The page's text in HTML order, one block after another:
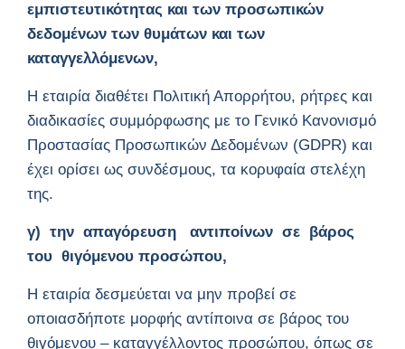
εμπιστευτικότητας και των προσωπικών
δεδομένων των θυμάτων και των
καταγγελλόμενων,
Η εταιρία διαθέτει Πολιτική Απορρήτου, ρήτρες και
διαδικασίες συμμόρφωσης με το Γενικό Κανονισμό
Προστασίας Προσωπικών Δεδομένων (GDPR) και
έχει ορίσει ως συνδέσμους, τα κορυφαία στελέχη
της.
γ) την απαγόρευση αντιποίνων σε βάρος
του θιγόμενου προσώπου,
Η εταιρία δεσμεύεται να μην προβεί σε
οποιασδήποτε μορφής αντίποινα σε βάρος του
θιγόμενου – καταγγέλλοντος προσώπου, όπως σε